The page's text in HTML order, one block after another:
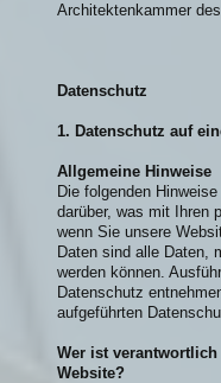
Architektenkammer
Datenschutz
1. Datenschutz auf
Allgemeine Hinweise
Die folgenden
darüber, was mit Ihren
wenn Sie unsere
Daten sind alle Daten,
werden können.
Datenschutz
aufgeführten
Wer ist
Website?